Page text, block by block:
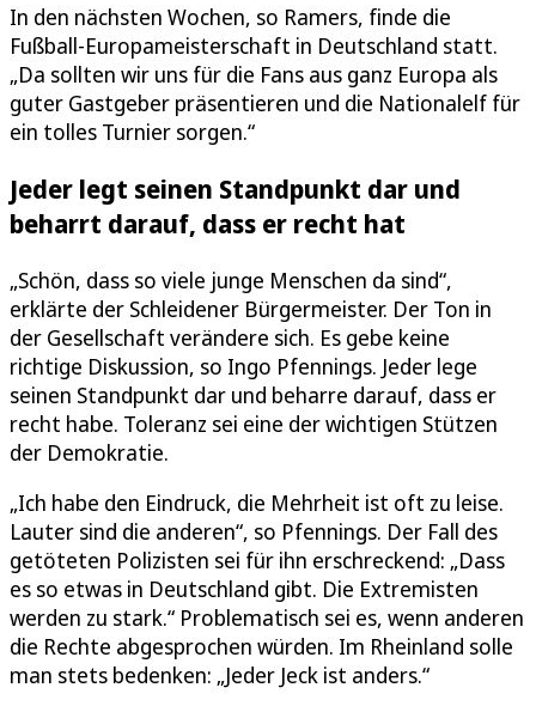
In den nächsten Wochen, so Ramers, finde die
Fußball-Europameisterschaft in Deutschland statt.
„Da sollten wir uns für die Fans aus ganz Europa als
guter Gastgeber präsentieren und die Nationalelf für
ein tolles Turnier sorgen.“
Jeder legt seinen Standpunkt dar und
beharrt darauf, dass er recht hat
„Schön, dass so viele junge Menschen da sind“,
erklärte der Schleidener Bürgermeister. Der Ton in
der Gesellschaft verändere sich. Es gebe keine
richtige Diskussion, so Ingo Pfennings. Jeder lege
seinen Standpunkt dar und beharre darauf, dass er
recht habe. Toleranz sei eine der wichtigen Stützen
der Demokratie.
„Ich habe den Eindruck, die Mehrheit ist oft zu leise.
Lauter sind die anderen“, so Pfennings. Der Fall des
getöteten Polizisten sei für ihn erschreckend: „Dass
es so etwas in Deutschland gibt. Die Extremisten
werden zu stark.“ Problematisch sei es, wenn anderen
die Rechte abgesprochen würden. Im Rheinland solle
man stets bedenken: „Jeder Jeck ist anders.“